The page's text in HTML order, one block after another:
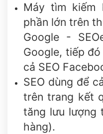
Máy tìm kiếm
phần lớn trên
Google -
Google, tiếp
cả SEO
SEO dùng để
trên trang kết
tăng lưu lượng
hàng).